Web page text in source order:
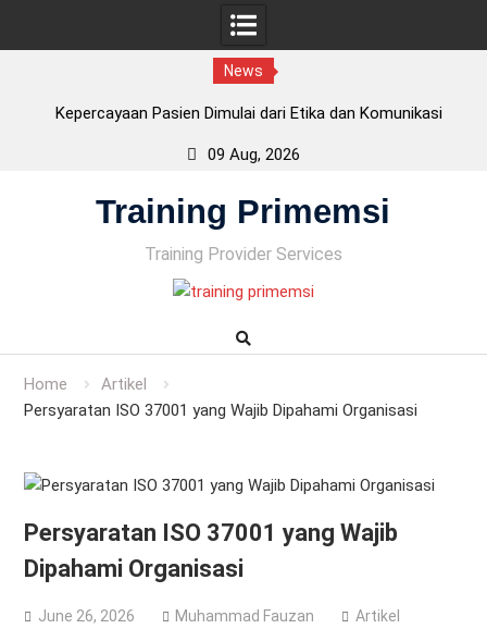
News
Kepercayaan Pasien Dimulai dari Etika dan Komunikasi
CPKB – Cara Pembuatan Kosmetik yang Baik : Bukan
Fasilitas CPKB: Persyaratan Bangunan Sesuai Standar
CPKB
ISO 22716 adalah? Panduan Lengkap GMP Kosmetik untuk
Industri
09 Aug, 2026
Training Primemsi
Training Provider Services
Home
Artikel
Persyaratan ISO 37001 yang Wajib Dipahami Organisasi
Persyaratan ISO 37001 yang Wajib
Dipahami Organisasi
June 26, 2026 Muhammad Fauzan Artikel